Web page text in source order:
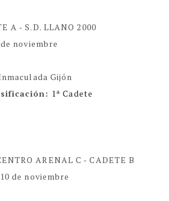
A - S.D. LLANO 2000
noviembre
Gijón
: 1ª Cadete
ARENAL C - CADETE B
de noviembre